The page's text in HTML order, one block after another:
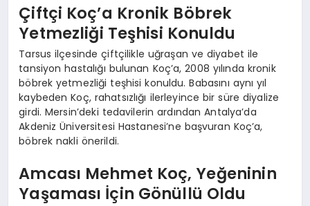
Çiftçi Koç’a Kronik Böbrek
Yetmezliği Teşhisi Konuldu
Tarsus ilçesinde çiftçilikle uğraşan ve diyabet ile
tansiyon hastalığı bulunan Koç’a, 2008 yılında kronik
böbrek yetmezliği teşhisi konuldu. Babasını aynı yıl
kaybeden Koç, rahatsızlığı ilerleyince bir süre diyalize
girdi. Mersin’deki tedavilerin ardından Antalya’da
Akdeniz Üniversitesi Hastanesi’ne başvuran Koç’a,
böbrek nakli önerildi.
Amcası Mehmet Koç, Yeğeninin
Yaşaması İçin Gönüllü Oldu